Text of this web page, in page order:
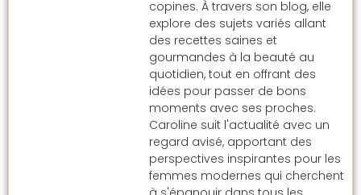
copines. À travers son blog, elle
explore des sujets variés allant
des recettes saines et
gourmandes à la beauté au
quotidien, tout en offrant des
idées pour passer de bons
moments avec ses proches.
Caroline suit l'actualité avec un
regard avisé, apportant des
perspectives inspirantes pour les
femmes modernes qui cherchent